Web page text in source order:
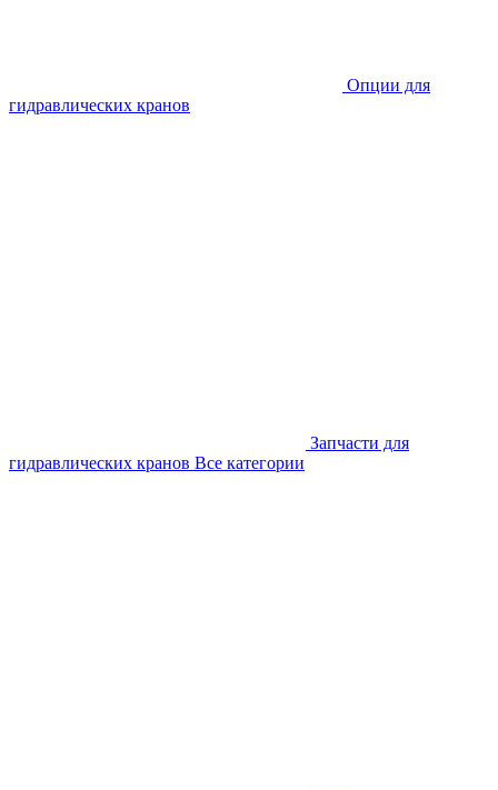
Опции для
гидравлических кранов
Запчасти для
гидравлических кранов Все категории